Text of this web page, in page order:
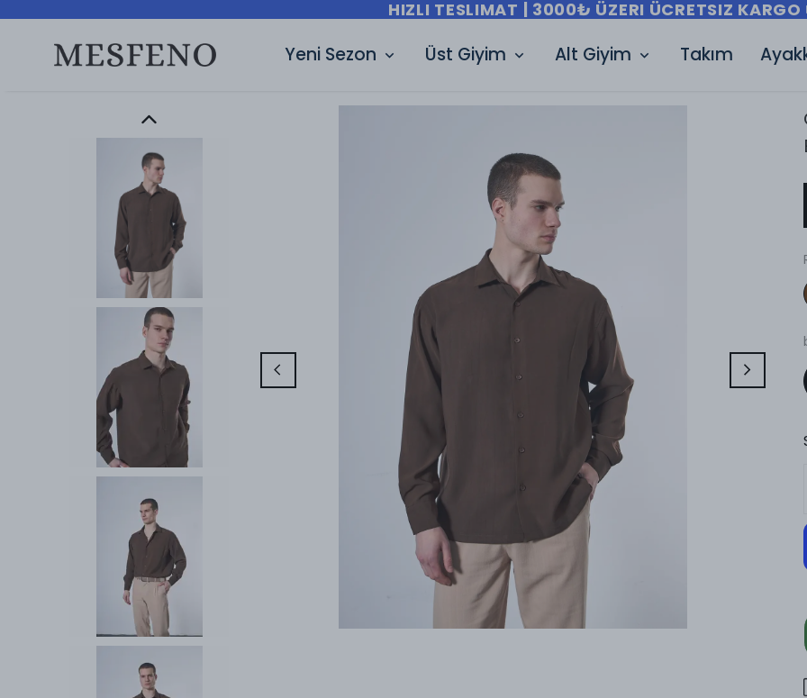
HIZLI TESLIMAT | 3000₺ ÜZERI ÜCRETSIZ KARGO
Yeni Sezon Üst Giyim Alt Giyim Takım